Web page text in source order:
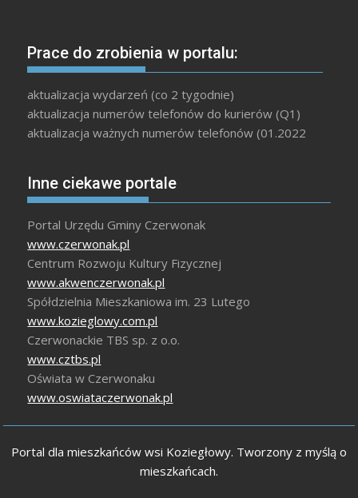
Prace do zrobienia w portalu:
aktualizacja wydarzeń (co 2 tygodnie)
aktualizacja numerów telefonów do kurierów (Q1)
aktualizacja ważnych numerów telefonów (01.2022
Inne ciekawe portale
Portal Urzędu Gminy Czerwonak
www.czerwonak.pl
Centrum Rozwoju Kultury Fizycznej
www.akwenczerwonak.pl
Spółdzielnia Mieszkaniowa im. 23 Lutego
www.kozieglowy.com.pl
Czerwonackie TBS sp. z o.o.
www.cztbs.pl
Oświata w Czerwonaku
www.oswiataczerwonak.pl
Portal dla mieszkańców wsi Koziegłowy. Tworzony z myślą o
mieszkańcach.